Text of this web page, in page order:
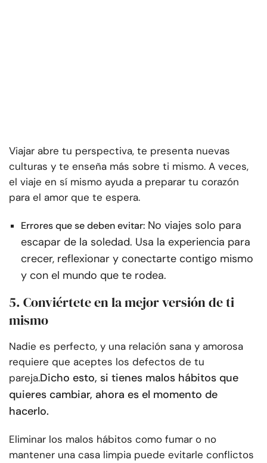
Viajar abre tu perspectiva, te presenta nuevas
culturas y te enseña más sobre ti mismo. A veces,
el viaje en sí mismo ayuda a preparar tu corazón
para el amor que te espera.
Errores que se deben evitar: No viajes solo para
escapar de la soledad. Usa la experiencia para
crecer, reflexionar y conectarte contigo mismo
y con el mundo que te rodea.
5. Conviértete en la mejor versión de ti
mismo
Nadie es perfecto, y una relación sana y amorosa
requiere que aceptes los defectos de tu
pareja.Dicho esto, si tienes malos hábitos que
quieres cambiar, ahora es el momento de
hacerlo.
Eliminar los malos hábitos como fumar o no
mantener una casa limpia puede evitarle conflictos